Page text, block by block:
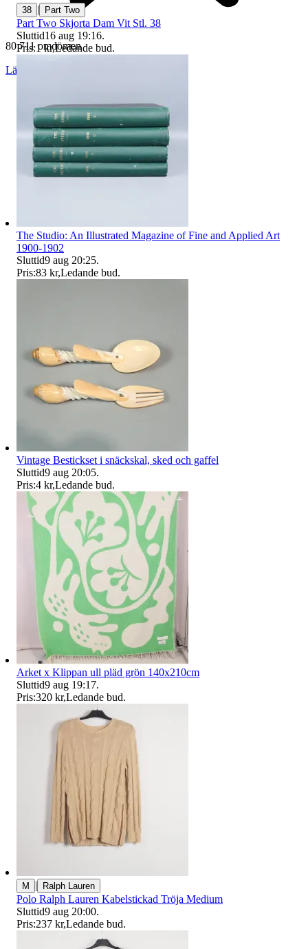
80 711 omdömen
Läs omdömen
38 | Part Two
Part Two Skjorta Dam Vit Stl. 38
Sluttid16 aug 19:16.
Pris:1 kr,Ledande bud.
The Studio: An Illustrated Magazine of Fine and Applied Art
1900-1902
Sluttid9 aug 20:25.
Pris:83 kr,Ledande bud.
Vintage Bestickset i snäckskal, sked och gaffel
Sluttid9 aug 20:05.
Pris:4 kr,Ledande bud.
Arket x Klippan ull pläd grön 140x210cm
Sluttid9 aug 19:17.
Pris:320 kr,Ledande bud.
M | Ralph Lauren
Polo Ralph Lauren Kabelstickad Tröja Medium
Sluttid9 aug 20:00.
Pris:237 kr,Ledande bud.